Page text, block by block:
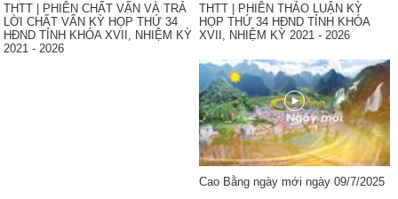
THTT | PHIÊN CHẤT VẤN VÀ TRẢ
LỜI CHẤT VẤN KỲ HỌP THỨ 34
HĐND TỈNH KHÓA XVII, NHIỆM KỲ
2021 - 2026
THTT | PHIÊN THẢO LUẬN KỲ
HỌP THỨ 34 HĐND TỈNH KHÓA
XVII, NHIỆM KỲ 2021 - 2026
Cao Bằng ngày mới ngày 09/7/2025